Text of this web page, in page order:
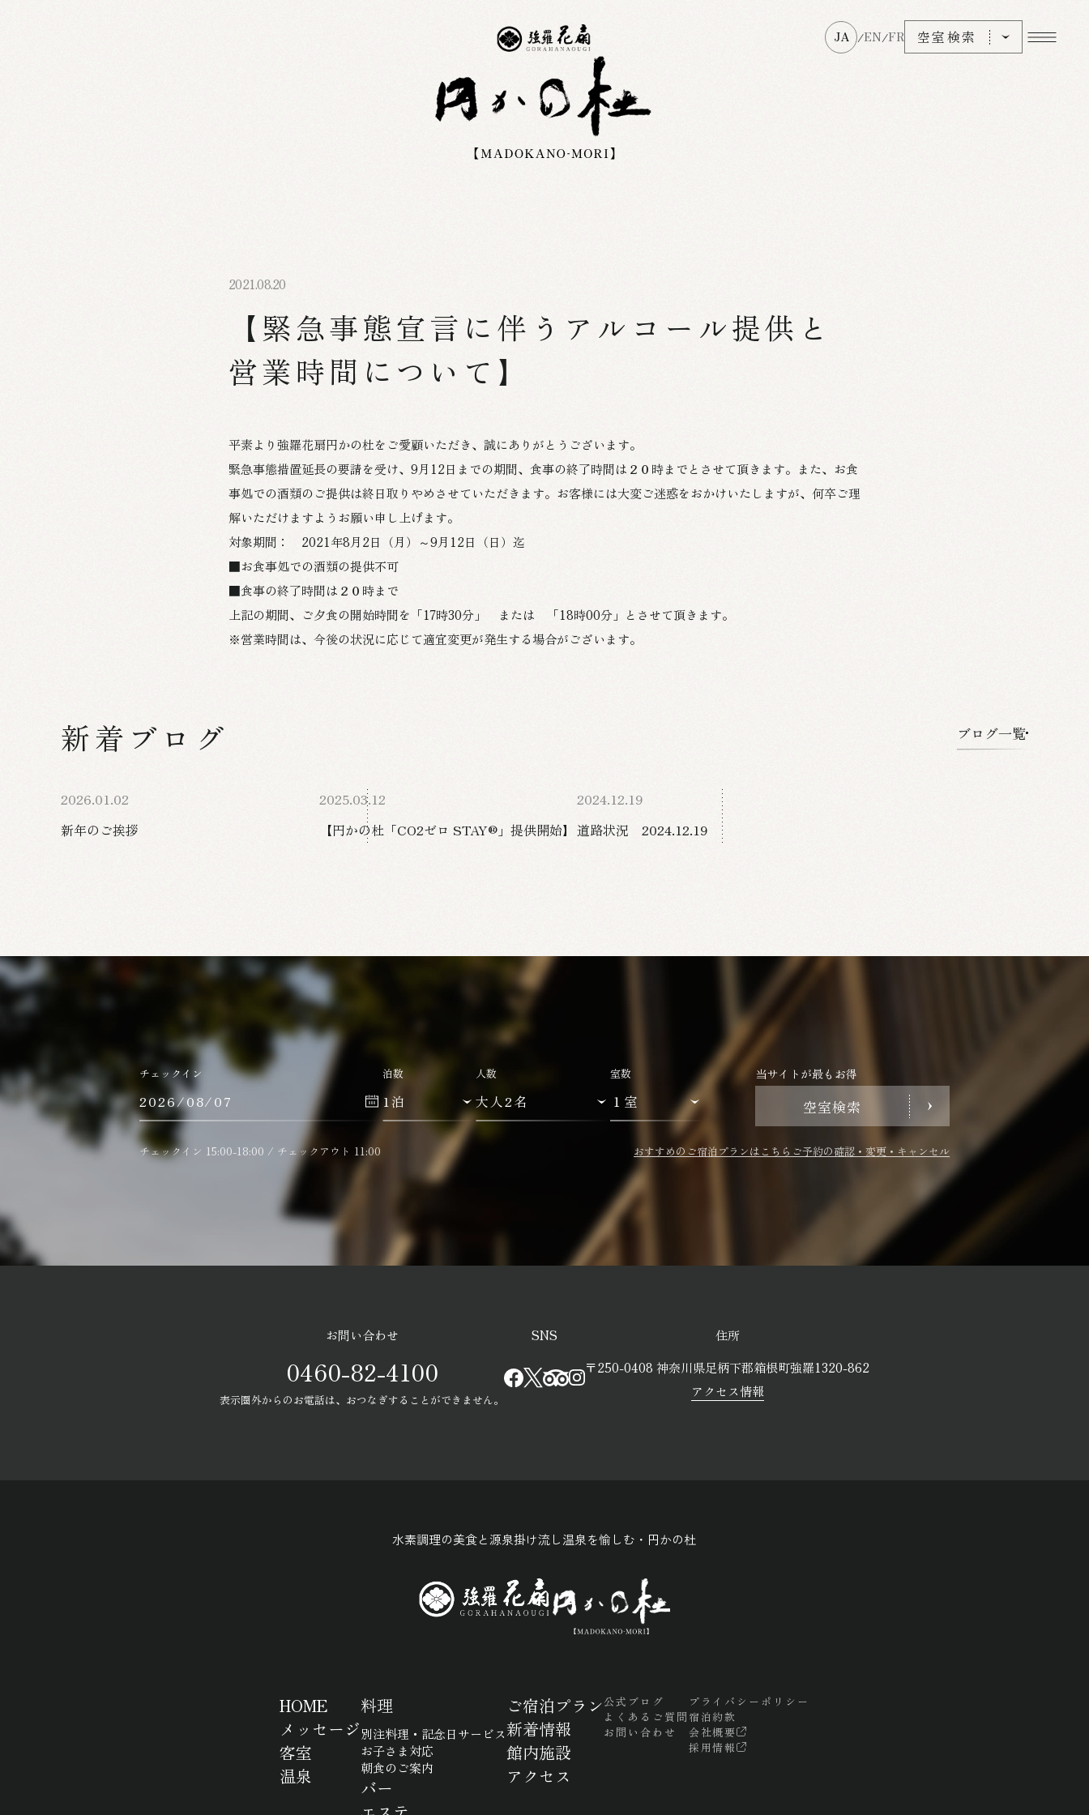
JA /EN/FR 空室検索
2021.08.20
【緊急事態宣言に伴うアルコール提供と
営業時間について】
平素より強羅花扇円かの杜をご愛顧いただき、誠にありがとうございます。
緊急事態措置延長の要請を受け、9月12日までの期間、食事の終了時間は２０時までとさせて頂きます。また、お食
事処での酒類のご提供は終日取りやめさせていただきます。お客様には大変ご迷惑をおかけいたしますが、何卒ご理
解いただけますようお願い申し上げます。
対象期間： 2021年8月2日（月）～9月12日（日）迄
■お食事処での酒類の提供不可
■食事の終了時間は２０時まで
上記の期間、ご夕食の開始時間を「17時30分」 または 「18時00分」とさせて頂きます。
※営業時間は、今後の状況に応じて適宜変更が発生する場合がございます。
新着ブログ ブログ一覧
2026.01.02
新年のご挨拶
2025.03.12
【円かの杜「CO2ゼロ STAY®」提供開始】
2024.12.19
道路状況 2024.12.19
チェックイン 泊数 人数 室数 当サイトが最もお得
空室検索
チェックイン 15:00-18:00 / チェックアウト 11:00 おすすめのご宿泊プランはこちら ご予約の確認・変更・キャンセル
お問い合わせ
0460-82-4100
表示圏外からのお電話は、おつなぎすることができません。
SNS
住所
〒250-0408 神奈川県足柄下郡箱根町強羅1320-862
アクセス情報
水素調理の美食と源泉掛け流し温泉を愉しむ・円かの杜
HOME
メッセージ
客室
温泉
料理
別注料理・記念日サービス
お子さま対応
朝食のご案内
バー
ご宿泊プラン
新着情報
館内施設
アクセス
公式ブログ
よくあるご質問
お問い合わせ
プライバシーポリシー
宿泊約款
会社概要
採用情報